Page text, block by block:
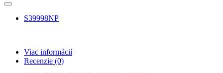
S39998NP
Viac informácií
Recenzie (0)